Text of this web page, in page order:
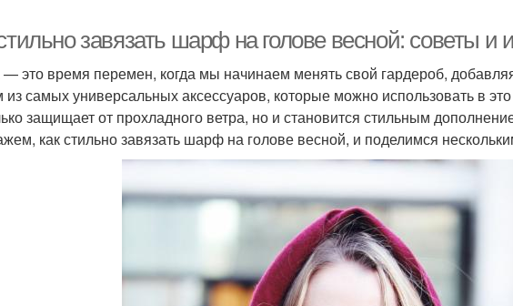
завязать шарф на голове весной: советы и
это время перемен, когда мы начинаем менять свой гардероб, добавляя
самых универсальных аксессуаров, которые можно использовать в
защищает от прохладного ветра, но и становится стильным
как стильно завязать шарф на голове весной, и поделимся